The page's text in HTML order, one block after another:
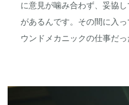
に意見が噛み合わず、妥協
があるんです。その間に入
ウンドメカニックの仕事だっ